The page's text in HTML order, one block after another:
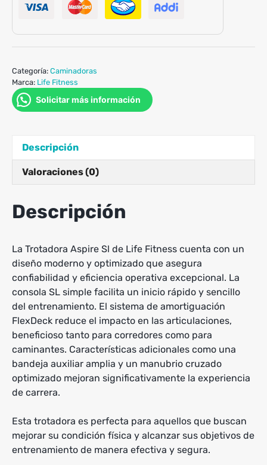
Categoría: Caminadoras
Marca: Life Fitness
Solicitar más información
Descripción
Valoraciones (0)
Descripción
La Trotadora Aspire Sl de Life Fitness cuenta con un
diseño moderno y optimizado que asegura
confiabilidad y eficiencia operativa excepcional. La
consola SL simple facilita un inicio rápido y sencillo
del entrenamiento. El sistema de amortiguación
FlexDeck reduce el impacto en las articulaciones,
beneficioso tanto para corredores como para
caminantes. Características adicionales como una
bandeja auxiliar amplia y un manubrio cruzado
optimizado mejoran significativamente la experiencia
de carrera.
Esta trotadora es perfecta para aquellos que buscan
mejorar su condición física y alcanzar sus objetivos de
entrenamiento de manera efectiva y segura.